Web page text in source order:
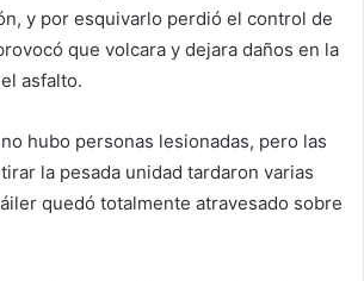
y por esquivarlo perdió el control de
que volcara y dejara daños en la
asfalto.
hubo personas lesionadas, pero las
la pesada unidad tardaron varias
quedó totalmente atravesado sobre